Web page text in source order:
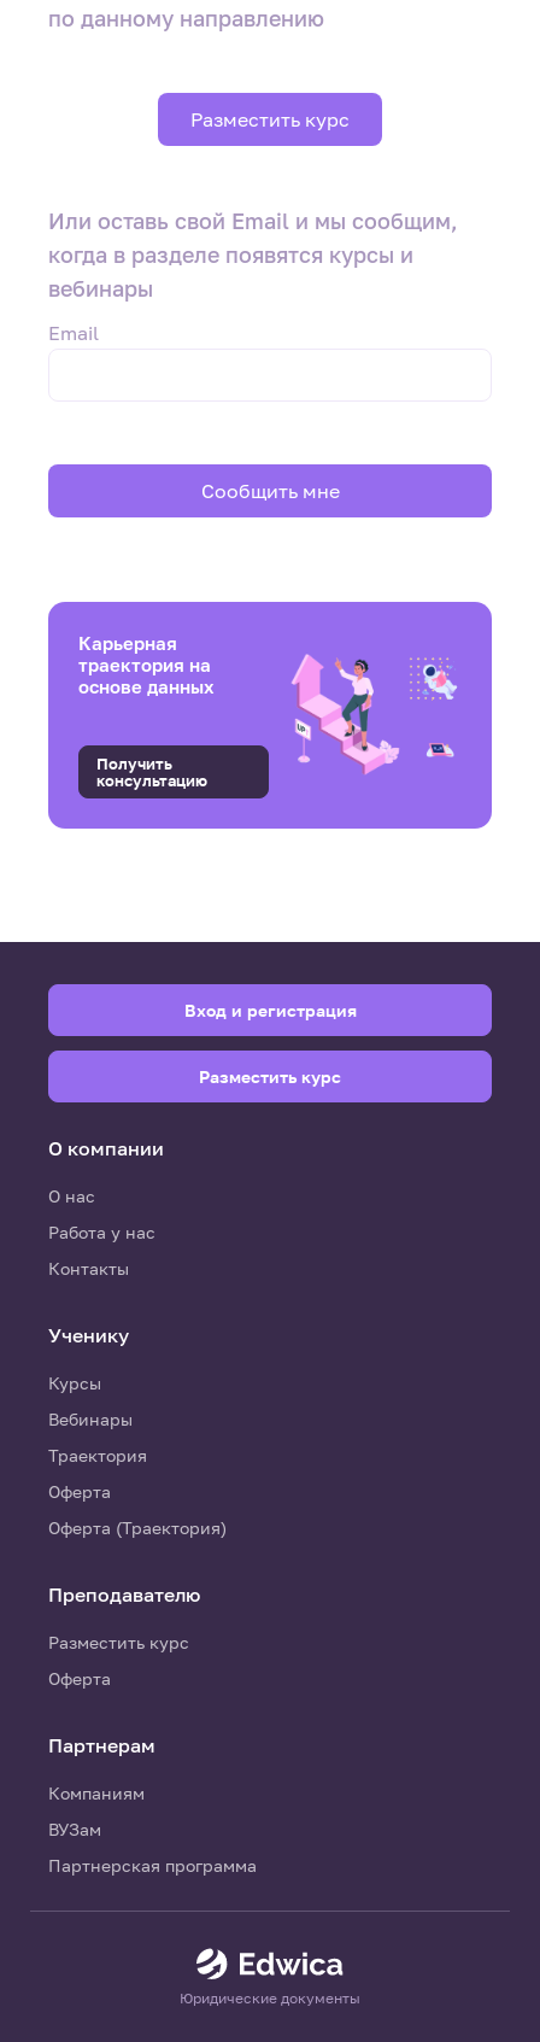
по данному направлению
Разместить курс
Или оставь свой Email и мы сообщим,
когда в разделе появятся курсы и
вебинары
Email
Сообщить мне
Карьерная
траектория на
основе данных
Получить
консультацию
Юридические документы
О компании
О нас
Работа у нас
Контакты
Ученику
Курсы
Вебинары
Траектория
Оферта
Оферта (Траектория)
Преподавателю
Разместить курс
Оферта
Партнерам
Компаниям
ВУЗам
Партнерская программа
Вход и регистрация
Разместить курс